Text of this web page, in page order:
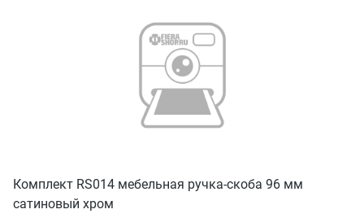
Комплект RS014 мебельная ручка-скоба 96 мм
сатиновый хром